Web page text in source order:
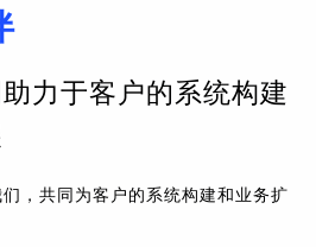
力于客户的系统构建
，共同为客户的系统构建和业务扩